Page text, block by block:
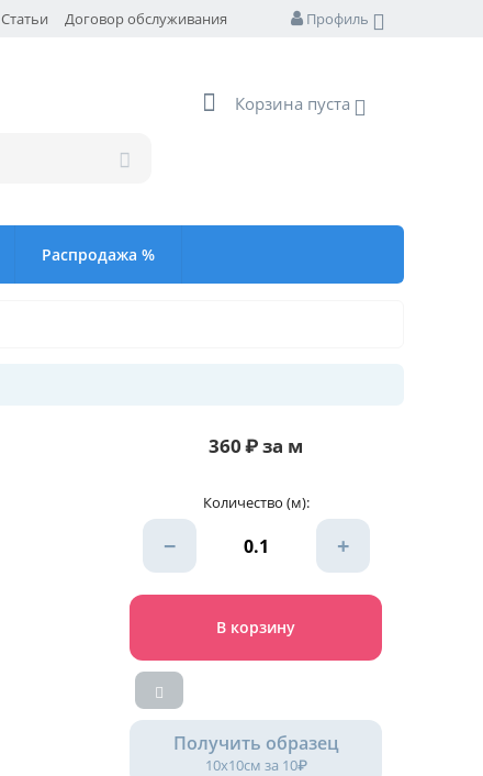
Профиль
Статьи Договор обслуживания
Корзина пуста
Распродажа %
360₽за м
Количество (м):
− +
В корзину
Получить образец
10х10см за 10₽